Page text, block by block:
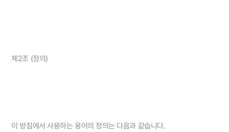
제2조 (정의)
이 방침에서 사용하는 용어의 정의는 다음과 같습니다.